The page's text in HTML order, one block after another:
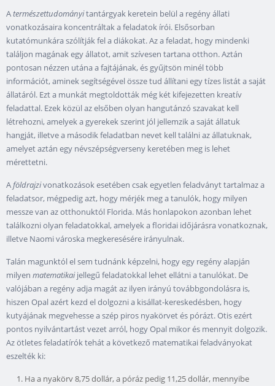
Atermészettudományitantárgyak keretein belül a regény állati
vonatkozásaira koncentráltak a feladatok írói. Elsősorban
kutatómunkára szólítják fel a diákokat. Az a feladat, hogy mindenki
találjon magának egy állatot, amit szívesen tartana otthon. Aztán
pontosan nézzen utána a fajtájának, és gyűjtsön minél több
információt, aminek segítségével össze tud állítani egy tízes listát a saját
állatáról. Ezt a munkát megtoldották még két kifejezetten kreatív
feladattal. Ezek közül az elsőben olyan hangutánzó szavakat kell
létrehozni, amelyek a gyerekek szerint jól jellemzik a saját állatuk
hangját, illetve a második feladatban nevet kell találni az állatuknak,
amelyet aztán egy névszépségverseny keretében meg is lehet
mérettetni.
Aföldrajzivonatkozások esetében csak egyetlen feladványt tartalmaz a
feladatsor, mégpedig azt, hogy mérjék meg a tanulók, hogy milyen
messze van az otthonuktól Florida. Más honlapokon azonban lehet
találkozni olyan feladatokkal, amelyek a floridai időjárásra vonatkoznak,
illetve Naomi városka megkeresésére irányulnak.
Talán magunktól el sem tudnánk képzelni, hogy egy regény alapján
milyen matematikaijellegű feladatokkal lehet ellátni a tanulókat. De
valójában a regény adja magát az ilyen irányú továbbgondolásra is,
hiszen Opal azért kezd el dolgozni a kisállat-kereskedésben, hogy
kutyájának megvehesse a szép piros nyakörvet és pórázt. Otis ezért
pontos nyilvántartást vezet arról, hogy Opal mikor és mennyit dolgozik.
Az ötletes feladatírók tehát a következő matematikai feladványokat
eszelték ki:
Ha a nyakörv 8,75 dollár, a póráz pedig 11,25 dollár, mennyibe